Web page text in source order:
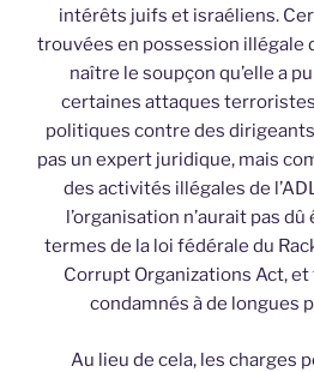
intérêts juifs et israéliens.
trouvées en possession illégale
naître le soupçon qu’elle a
certaines attaques
politiques contre des
pas un expert juridique, mais
des activités illégales de
l’organisation n’aurait pas
termes de la loi fédérale du
Corrupt Organizations Act,
condamnés à de longues
Au lieu de cela, les charges